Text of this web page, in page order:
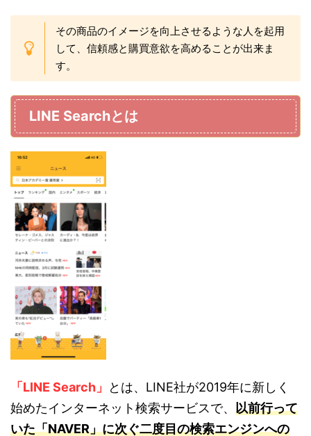
その商品のイメージを向上させるような人を起用
して、信頼感と購買意欲を高めることが出来ま
す。
LINE Searchとは
「LINE Search」
とは、LINE社が2019年に新しく
始めたインターネット検索サービスで、 以前行って
いた「NAVER」に次ぐ二度目の検索エンジンへの